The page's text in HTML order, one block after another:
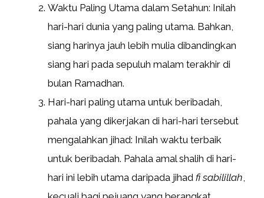
Waktu Paling Utama dalam Setahun: Inilah
hari-hari dunia yang paling utama. Bahkan,
siang harinya jauh lebih mulia dibandingkan
siang hari pada sepuluh malam terakhir di
bulan Ramadhan.
Hari-hari paling utama untuk beribadah,
pahala yang dikerjakan di hari-hari tersebut
mengalahkan jihad: Inilah waktu terbaik
untuk beribadah. Pahala amal shalih di hari-
hari ini lebih utama daripada jihad fi sabilillah,